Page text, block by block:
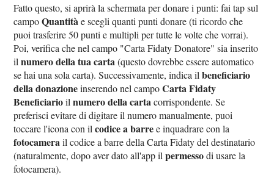
Fatto questo, si aprirà la schermata per donare i punti: fai tap sul
campoQuantitàe scegli quanti punti donare (ti ricordo che
puoi trasferire 50 punti e multipli per tutte le volte che vorrai).
Poi, verifica che nel campo "Carta Fidaty Donatore" sia inserito
ilnumero della tua carta(questo dovrebbe essere automatico
se hai una sola carta). Successivamente, indica ilbeneficiario
della donazioneinserendo nel campoCarta Fidaty
Beneficiarioilnumero della cartacorrispondente. Se
preferisci evitare di digitare il numero manualmente, puoi
toccare l'icona con ilcodice a barree inquadrare con la
fotocamerail codice a barre della Carta Fidaty del destinatario
(naturalmente, dopo aver dato all'app ilpermessodi usare la
fotocamera).